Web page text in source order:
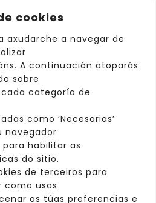
cookies
axudarche a navegar de
A continuación atoparás
sobre
categoría de
como ‘Necesarias’
navegador
habilitar as
do sitio.
de terceiros para
como usas
as túas preferencias e